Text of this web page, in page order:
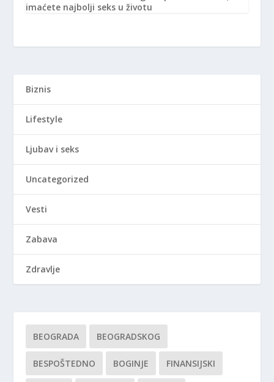
imaćete najbolji seks u životu
Biznis
Lifestyle
Ljubav i seks
Uncategorized
Vesti
Zabava
Zdravlje
BEOGRADA BEOGRADSKOG
BESPOŠTEDNO BOGINJE FINANSIJSKI